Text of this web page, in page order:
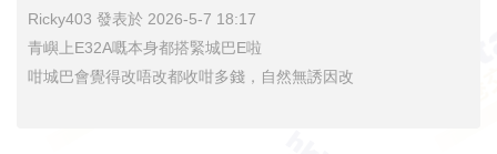
Ricky403 發表於 2026-5-7 18:17
青嶼上E32A嘅本身都搭緊城巴E啦
咁城巴會覺得改唔改都收咁多錢，自然無誘因改